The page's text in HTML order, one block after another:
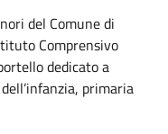
del Comune di
Comprensivo
dedicato a
primaria